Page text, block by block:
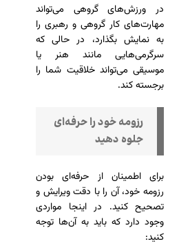
در ورزش‌های گروهی می‌تواند
مهارت‌های کار گروهی و رهبری را
به نمایش بگذارد، در حالی که
سرگرمی‌هایی مانند هنر یا
موسیقی می‌تواند خلاقیت شما را
برجسته کند.
رزومه خود را حرفه‌ای
جلوه دهید
برای اطمینان از حرفه‌ای بودن
رزومه خود، آن را با دقت ویرایش و
تصحیح کنید. در اینجا مواردی
وجود دارد که باید به آن‌ها توجه
کنید: